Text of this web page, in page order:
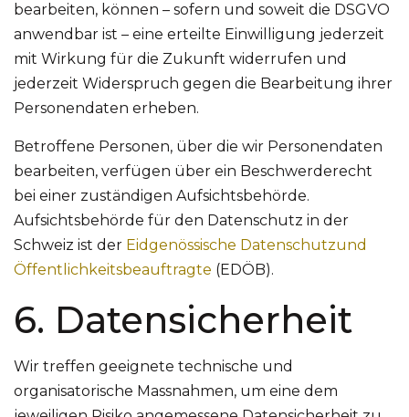
bearbeiten, können – sofern und soweit die DSGVO
anwendbar ist – eine erteilte Einwilligung jederzeit
mit Wirkung für die Zukunft widerrufen und
jederzeit Widerspruch gegen die Bearbeitung ihrer
Personendaten erheben.
Betroffene Personen, über die wir Personendaten
bearbeiten, verfügen über ein Beschwerderecht
bei einer zuständigen Aufsichtsbehörde.
Aufsichtsbehörde für den Datenschutz in der
Schweiz ist der Eidgenössische Datenschutzund
Öffentlichkeitsbeauftragte (EDÖB).
6. Datensicherheit
Wir treffen geeignete technische und
organisatorische Massnahmen, um eine dem